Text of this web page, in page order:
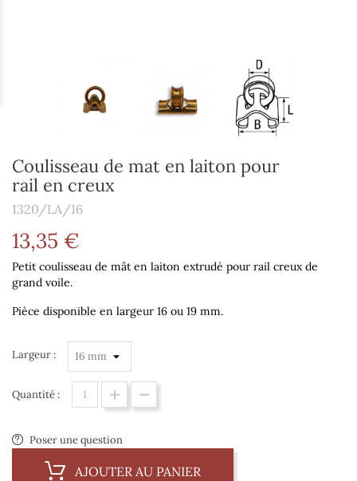
Coulisseau de mat en laiton pour
rail en creux
1320/LA/16
13,35 €
Petit coulisseau de mât en laiton extrudé pour rail creux de
grand voile.
Pièce disponible en largeur 16 ou 19 mm.
Largeur :
Quantité :
Poser une question
AJOUTER AU PANIER